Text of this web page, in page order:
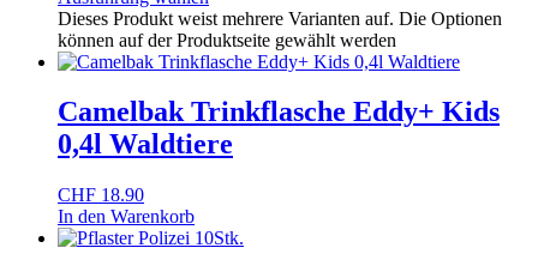
Dieses Produkt weist mehrere Varianten auf. Die Optionen
können auf der Produktseite gewählt werden
Camelbak Trinkflasche Eddy+ Kids
0,4l Waldtiere
CHF 18.90
In den Warenkorb